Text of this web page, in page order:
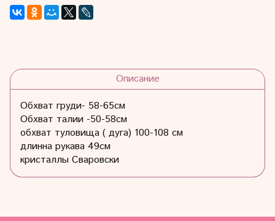
Описание
Обхват груди- 58-65см
Обхват талии -50-58см
обхват туловища ( дуга) 100-108 см
длинна рукава 49см
кристаллы Сваровски